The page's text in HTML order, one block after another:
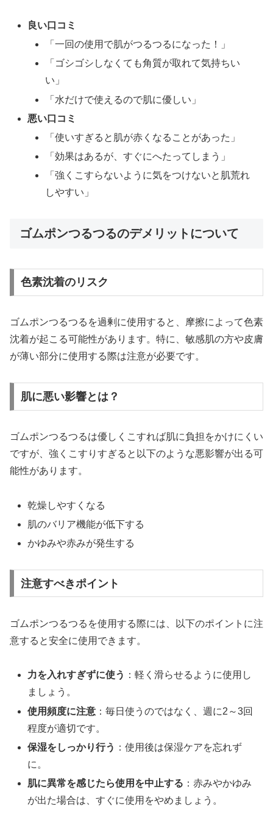
良い口コミ
「一回の使用で肌がつるつるになった！」
「ゴシゴシしなくても角質が取れて気持ちい
い」
「水だけで使えるので肌に優しい」
悪い口コミ
「使いすぎると肌が赤くなることがあった」
「効果はあるが、すぐにへたってしまう」
「強くこすらないように気をつけないと肌荒れ
しやすい」
ゴムポンつるつるのデメリットについて
色素沈着のリスク
ゴムポンつるつるを過剰に使用すると、摩擦によって色素
沈着が起こる可能性があります。特に、敏感肌の方や皮膚
が薄い部分に使用する際は注意が必要です。
肌に悪い影響とは？
ゴムポンつるつるは優しくこすれば肌に負担をかけにくい
ですが、強くこすりすぎると以下のような悪影響が出る可
能性があります。
乾燥しやすくなる
肌のバリア機能が低下する
かゆみや赤みが発生する
注意すべきポイント
ゴムポンつるつるを使用する際には、以下のポイントに注
意すると安全に使用できます。
力を入れすぎずに使う ：軽く滑らせるように使用し
ましょう。
使用頻度に注意 ：毎日使うのではなく、週に2～3回
程度が適切です。
保湿をしっかり行う ：使用後は保湿ケアを忘れず
に。
肌に異常を感じたら使用を中止する ：赤みやかゆみ
が出た場合は、すぐに使用をやめましょう。